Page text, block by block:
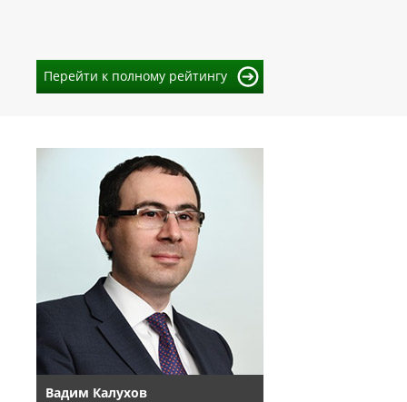
Перейти к полному рейтингу
Вадим Калухов